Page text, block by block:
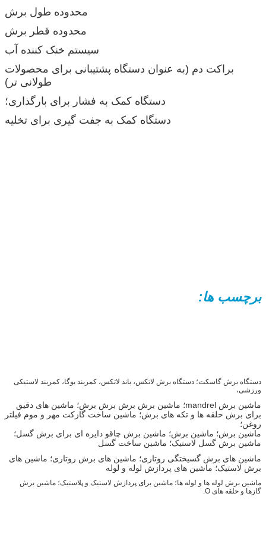
محدوده طول برش
محدوده قطر برش
سیستم خنک کننده آب
براکت دم (به عنوان دستگاه پشتیبانی برای محصولات
طولانی تر)
دستگاه کمک به فشار برای بارگذاری؛
دستگاه کمک به جفت گیری برای تخلیه
برچسب ها:
دستگاه برش گاسکت؛ دستگاه برش لاتکس، باند لاتکس، کمربند یوگا، کمربند لاستیکی
ورزشی،
ماشین برش mandrel؛ ماشین برش برش برش برش؛ ماشین های دقیق
برای برش حلقه ها و تکه های برش؛ ماشین ساخت گازکت مهر و موم فیلتر
روغن؛
ماشین برش؛ ماشین برش؛ ماشین برش چاقو دایره ای برای برش گسل؛
ماشین برش گسل لاستیک؛ ماشین ساخت گسل
ماشین های برش گسیختگی روتاری؛ ماشین های برش روتاری؛ ماشین های
برش لاستیک؛ ماشین های پردازش لوله و لوله
ماشین برش لوله ها و لوله ها؛ ماشین برای پردازش لاستیک و پلاستیک؛ ماشین برش
گازها و حلقه های O.